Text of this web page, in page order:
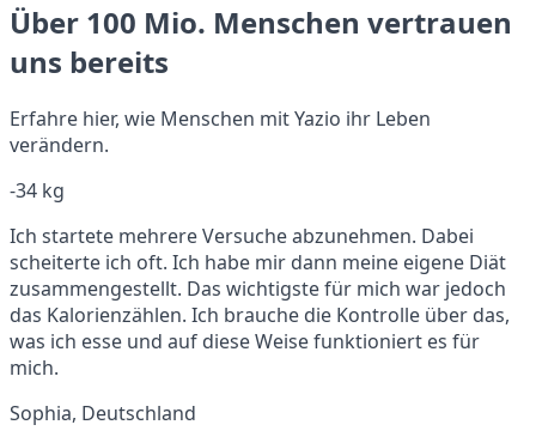
Über 100 Mio. Menschen vertrauen
uns bereits
Erfahre hier, wie Menschen mit Yazio ihr Leben
verändern.
-34 kg
Ich startete mehrere Versuche abzunehmen. Dabei
scheiterte ich oft. Ich habe mir dann meine eigene Diät
zusammengestellt. Das wichtigste für mich war jedoch
das Kalorienzählen. Ich brauche die Kontrolle über das,
was ich esse und auf diese Weise funktioniert es für
mich.
Sophia, Deutschland